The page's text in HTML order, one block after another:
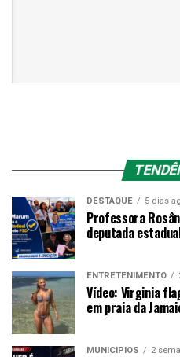
DESTAQUE 5 dias
Professora
deputada
ENTRETENIMENTO
Vídeo: Virginia
em praia da
MUNICÍPIOS 2